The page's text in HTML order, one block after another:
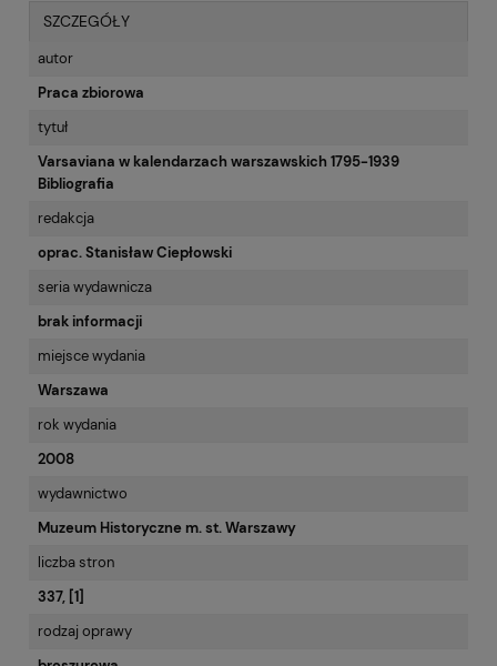
SZCZEGÓŁY
autor
Praca zbiorowa
tytuł
Varsaviana w kalendarzach warszawskich 1795-1939
Bibliografia
redakcja
oprac. Stanisław Ciepłowski
seria wydawnicza
brak informacji
miejsce wydania
Warszawa
rok wydania
2008
wydawnictwo
Muzeum Historyczne m. st. Warszawy
liczba stron
337, [1]
rodzaj oprawy